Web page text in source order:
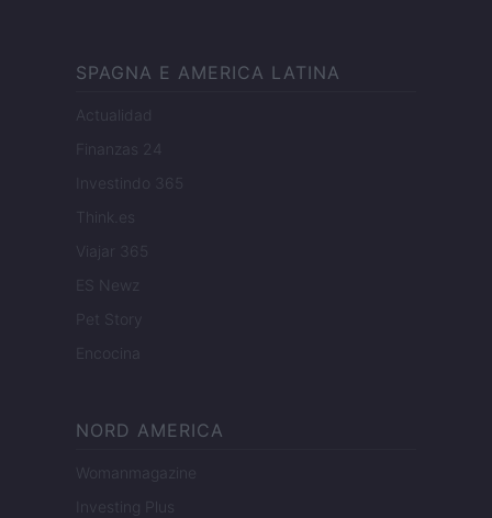
SPAGNA E AMERICA LATINA
Actualidad
Finanzas 24
Investindo 365
Think.es
Viajar 365
ES Newz
Pet Story
Encocina
NORD AMERICA
Womanmagazine
Investing Plus